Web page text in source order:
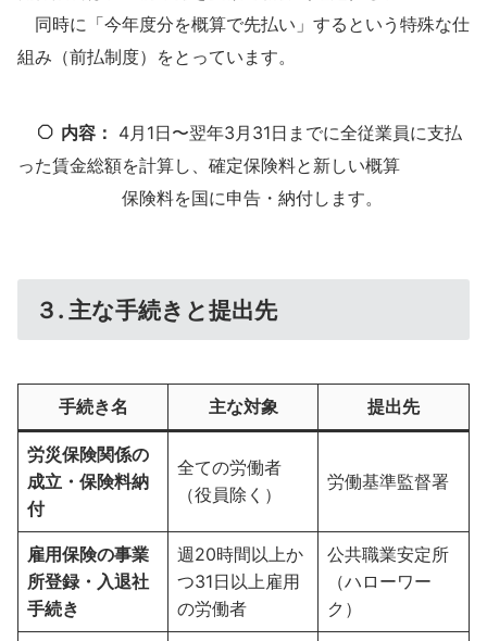
同時に「今年度分を概算で先払い」するという特殊な仕
組み（前払制度）をとっています。
内容： 4月1日〜翌年3月31日までに全従業員に支払
った賃金総額を計算し、確定保険料と新しい概算
保険料を国に申告・納付します。
３. 主な手続きと提出先
手続き名 主な対象 提出先
労災保険関係の
成立・保険料納
付
全ての労働者
（役員除く）
労働基準監督署
雇用保険の事業
所登録・入退社
手続き
週20時間以上か
つ31日以上雇用
の労働者
公共職業安定所
（ハローワー
ク）